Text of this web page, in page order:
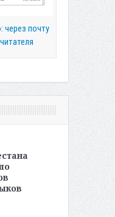
почту